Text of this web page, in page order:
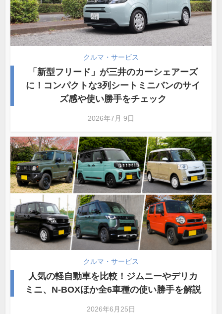
クルマ・サービス
「新型フリード」が三井のカーシェアーズ
に！コンパクトな3列シートミニバンのサイ
ズ感や使い勝手をチェック
2026年7月 9日
クルマ・サービス
人気の軽自動車を比較！ジムニーやデリカ
ミニ、N-BOXほか全6車種の使い勝手を解説
2026年6月25日